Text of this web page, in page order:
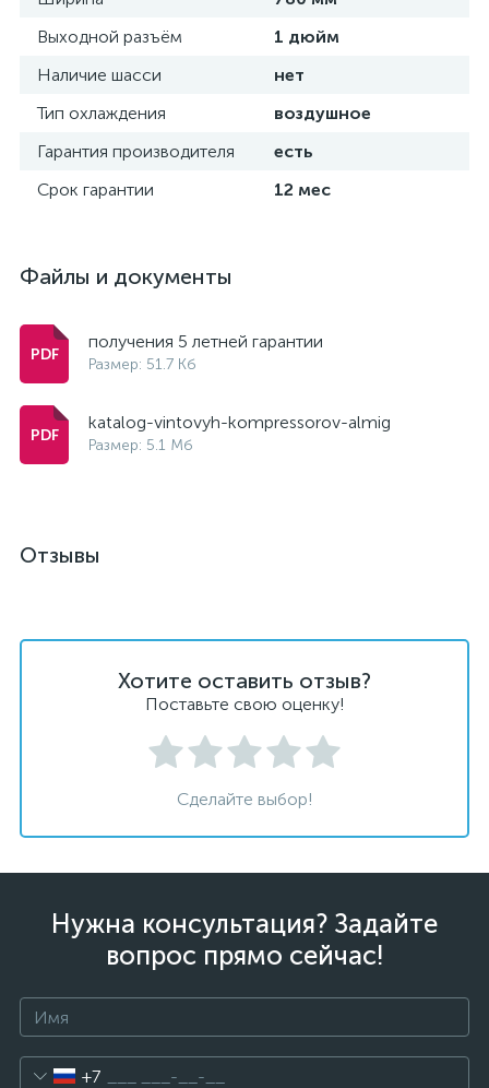
Выходной разъём
1 дюйм
Наличие шасси
нет
Тип охлаждения
воздушное
Гарантия производителя
есть
Срок гарантии
12 мес
Файлы и документы
получения 5 летней гарантии
Размер: 51.7 Кб
katalog-vintovyh-kompressorov-almig
Размер: 5.1 Мб
Отзывы
Хотите оставить отзыв?
Поставьте свою оценку!
Сделайте выбор!
Нужна консультация? Задайте
вопрос прямо сейчас!
+7